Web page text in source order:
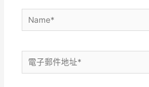
Name*
電
子